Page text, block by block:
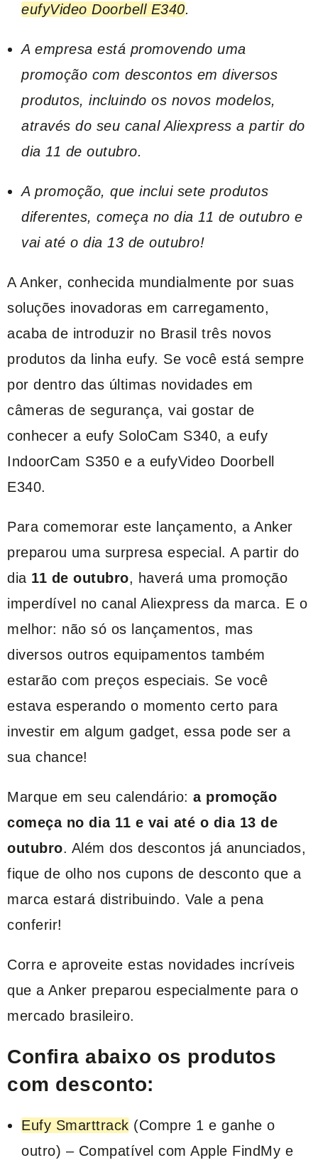
eufyVideo Doorbell E340.
A empresa está promovendo uma
promoção com descontos em diversos
produtos, incluindo os novos modelos,
através do seu canal Aliexpress a partir do
dia 11 de outubro.
A promoção, que inclui sete produtos
diferentes, começa no dia 11 de outubro e
vai até o dia 13 de outubro!
A Anker, conhecida mundialmente por suas
soluções inovadoras em carregamento,
acaba de introduzir no Brasil três novos
produtos da linha eufy. Se você está sempre
por dentro das últimas novidades em
câmeras de segurança, vai gostar de
conhecer a eufy SoloCam S340, a eufy
IndoorCam S350 e a eufyVideo Doorbell
E340.
Para comemorar este lançamento, a Anker
preparou uma surpresa especial. A partir do
dia 11 de outubro, haverá uma promoção
imperdível no canal Aliexpress da marca. E o
melhor: não só os lançamentos, mas
diversos outros equipamentos também
estarão com preços especiais. Se você
estava esperando o momento certo para
investir em algum gadget, essa pode ser a
sua chance!
Marque em seu calendário: a promoção
começa no dia 11 e vai até o dia 13 de
outubro. Além dos descontos já anunciados,
fique de olho nos cupons de desconto que a
marca estará distribuindo. Vale a pena
conferir!
Corra e aproveite estas novidades incríveis
que a Anker preparou especialmente para o
mercado brasileiro.
Confira abaixo os produtos
com desconto:
Eufy Smarttrack (Compre 1 e ganhe o
outro) – Compatível com Apple FindMy e